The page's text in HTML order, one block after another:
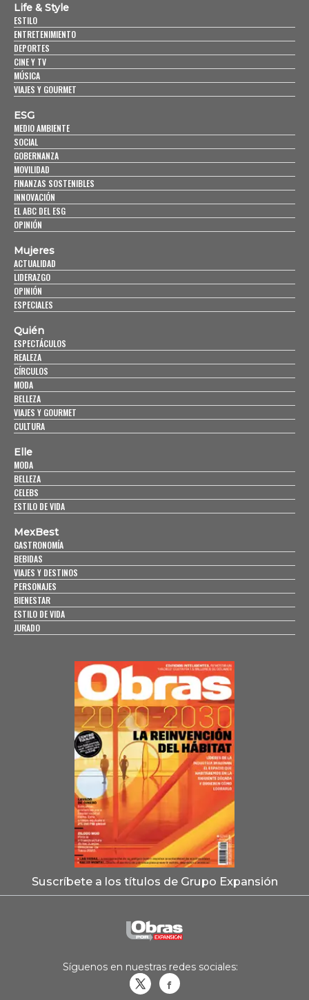
Life & Style
ESTILO
ENTRETENIMIENTO
DEPORTES
CINE Y TV
MÚSICA
VIAJES Y GOURMET
ESG
MEDIO AMBIENTE
SOCIAL
GOBERNANZA
MOVILIDAD
FINANZAS SOSTENIBLES
INNOVACIÓN
EL ABC DEL ESG
OPINIÓN
Mujeres
ACTUALIDAD
LIDERAZGO
OPINIÓN
ESPECIALES
Quién
ESPECTÁCULOS
REALEZA
CÍRCULOS
MODA
BELLEZA
VIAJES Y GOURMET
CULTURA
Elle
MODA
BELLEZA
CELEBS
ESTILO DE VIDA
MexBest
GASTRONOMÍA
BEBIDAS
VIAJES Y DESTINOS
PERSONAJES
BIENESTAR
ESTILO DE VIDA
JURADO
Suscríbete a los títulos de Grupo Expansión
Síguenos en nuestras redes sociales: